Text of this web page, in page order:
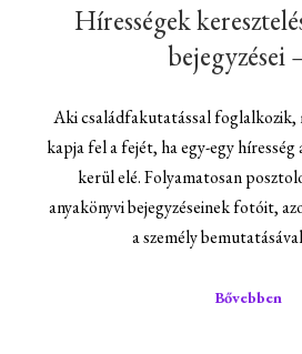
Hírességek
bejegyzései
Aki családfakutatással foglalkozik,
kapja fel a fejét, ha egy-egy híresség
kerül elé. Folyamatosan
anyakönyvi bejegyzéseinek fotóit,
a személy
Bővebben